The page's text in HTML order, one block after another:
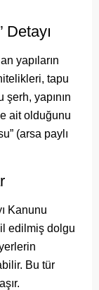
Detayı
yapıların
tapu
şerh, yapının
ait olduğunu
(arsa paylı
Kanunu
edilmiş dolgu
Bu tür